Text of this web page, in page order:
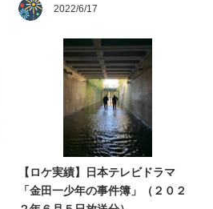
2022/6/17
【ロケ実績】日本テレビドラマ
「金田一少年の事件簿」（２０２